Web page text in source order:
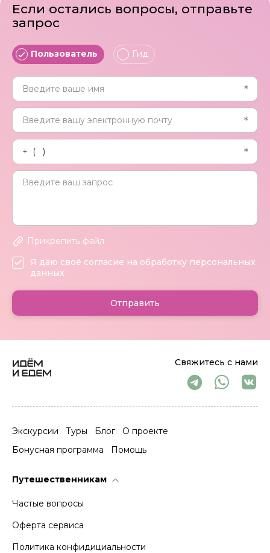
Свяжитесь с нами
Экскурсии Туры Блог
О проекте
Бонусная программа
Помощь
Путешественникам
Частые вопросы
Оферта сервиса
Политика конфидициальности
Если остались вопросы, отправьте
запрос
Пользователь Гид
Прикрепить файл
Я даю своё согласие на обработку персональных
данных
Отправить